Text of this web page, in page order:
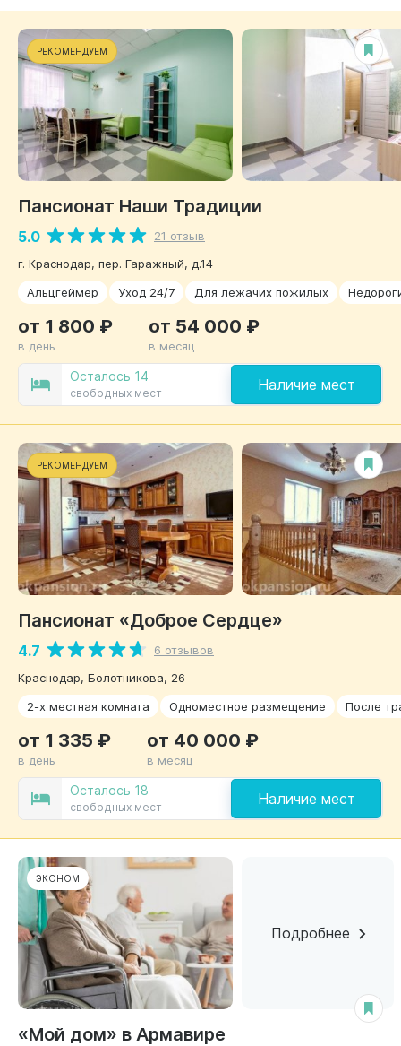
РЕКОМЕНДУЕМ
Пансионат Наши Традиции
5.0
21 отзыв
г. Краснодар, пер. Гаражный, д.14
Альцгеймер
Уход 24/7 Для лежачих пожилых
Осталось 14
свободных мест Наличие мест
от 1 800 ₽
в день
от 54 000 ₽
в месяц
РЕКОМЕНДУЕМ
Пансионат «Доброе Сердце»
4.7
6 отзывов
Краснодар, Болотникова, 26
2-х местная комната
Одноместное размещение После
Осталось 18
свободных мест Наличие мест
от 1 335 ₽
в день
от 40 000 ₽
в месяц
ЭКОНОМ
Подробнее
«Мой дом» в Армавире